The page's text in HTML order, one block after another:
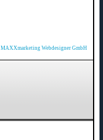
Webdesigner GmbH